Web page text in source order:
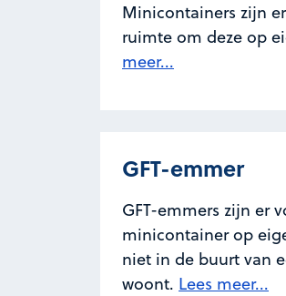
Minicontainers zijn
ruimte om deze op
meer...
GFT-emmer
GFT-emmers zijn er
minicontainer op
niet in de buurt van
woont. Lees meer...